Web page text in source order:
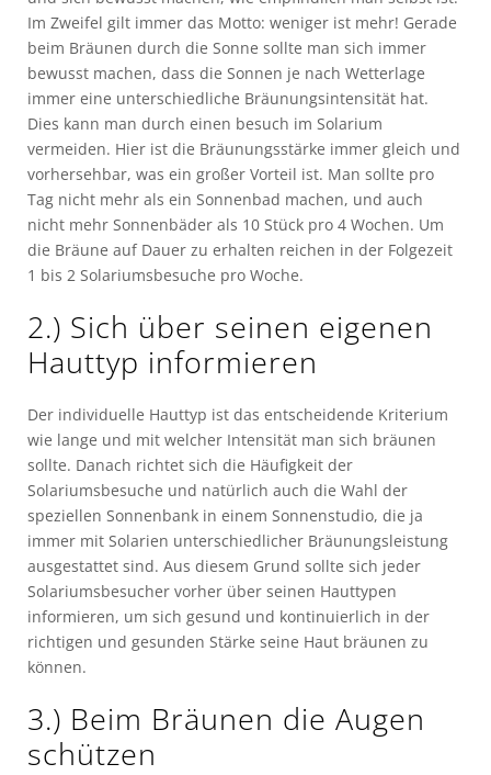
Im Zweifel gilt immer das Motto: weniger ist mehr! Gerade
beim Bräunen durch die Sonne sollte man sich immer
bewusst machen, dass die Sonnen je nach Wetterlage
immer eine unterschiedliche Bräunungsintensität hat.
Dies kann man durch einen besuch im Solarium
vermeiden. Hier ist die Bräunungsstärke immer gleich und
vorhersehbar, was ein großer Vorteil ist. Man sollte pro
Tag nicht mehr als ein Sonnenbad machen, und auch
nicht mehr Sonnenbäder als 10 Stück pro 4 Wochen. Um
die Bräune auf Dauer zu erhalten reichen in der Folgezeit
1 bis 2 Solariumsbesuche pro Woche.
2.) Sich über seinen eigenen
Hauttyp informieren
Der individuelle Hauttyp ist das entscheidende Kriterium
wie lange und mit welcher Intensität man sich bräunen
sollte. Danach richtet sich die Häufigkeit der
Solariumsbesuche und natürlich auch die Wahl der
speziellen Sonnenbank in einem Sonnenstudio, die ja
immer mit Solarien unterschiedlicher Bräunungsleistung
ausgestattet sind. Aus diesem Grund sollte sich jeder
Solariumsbesucher vorher über seinen Hauttypen
informieren, um sich gesund und kontinuierlich in der
richtigen und gesunden Stärke seine Haut bräunen zu
können.
3.) Beim Bräunen die Augen
schützen